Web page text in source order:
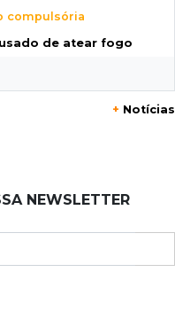
compulsória
de atear fogo
de mudanças nas
força, gera mais
+ Notícias
NEWSLETTER